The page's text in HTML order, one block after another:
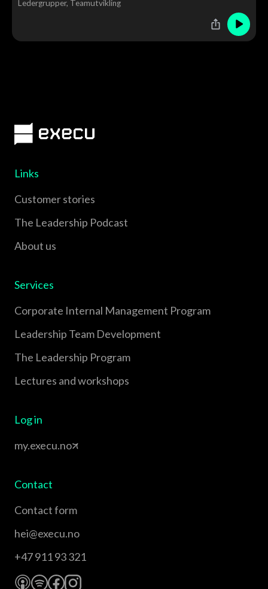
Ledergrupper Teamutvikling
Links
Customer stories
The Leadership Podcast
About us
Services
Corporate Internal Management Program
Leadership Team Development
The Leadership Program
Lectures and workshops
Log in
my.execu.no
Contact
Contact form
hei@execu.no
+47 911 93 321